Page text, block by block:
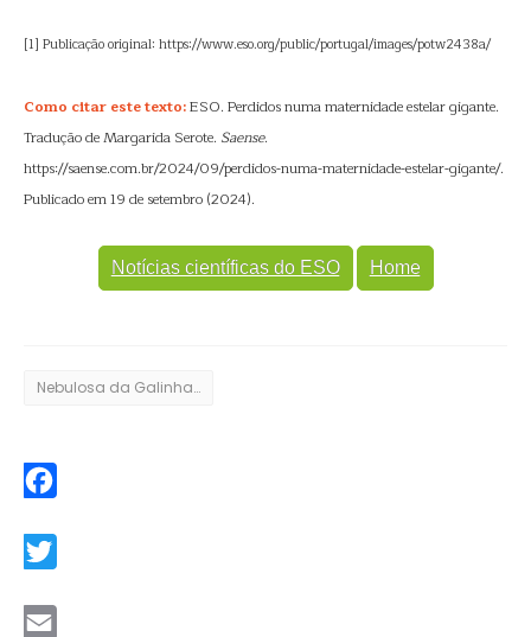
[1] Publicação original: https://www.eso.org/public/portugal/images/potw2438a/
Como citar este texto:ESO. Perdidos numa maternidade estelar gigante.
Tradução de Margarida Serote. Saense.
https://saense.com.br/2024/09/perdidos-numa-maternidade-estelar-gigante/.
Publicado em 19 de setembro (2024).
Notícias científicas do ESO Home
Nebulosa da Galinha Corredora